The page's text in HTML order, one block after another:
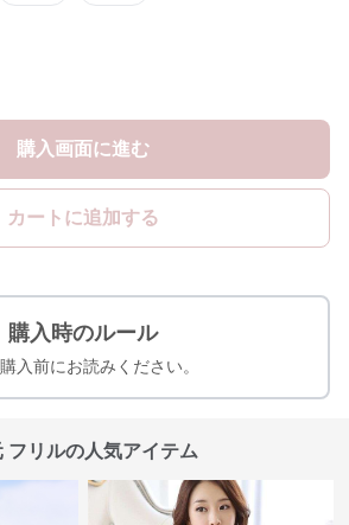
購入画面に進む
カートに追加する
購入時のルール
入前にお読みください。
フリルの人気アイテム